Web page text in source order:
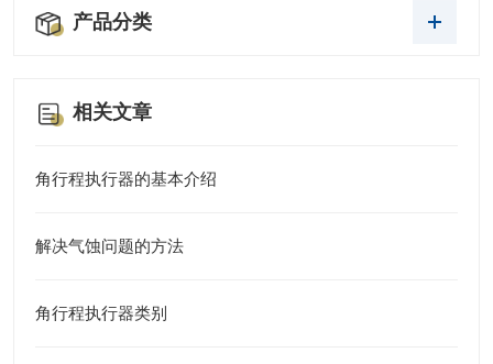
产品分类
相关文章
角行程执行器的基本介绍
解决气蚀问题的方法
角行程执行器类别